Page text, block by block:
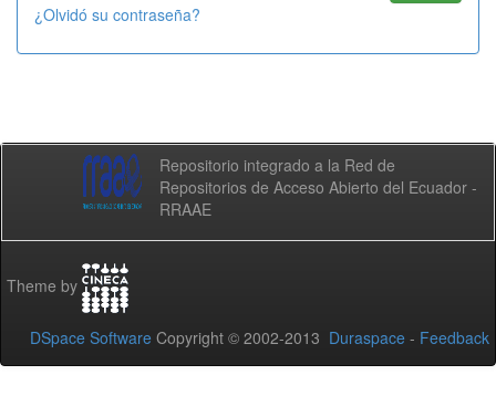
¿Olvidó su contraseña?
Repositorio integrado a la Red de
Repositorios de Acceso Abierto del Ecuador -
RRAAE
Theme by
DSpace Software Copyright © 2002-2013 Duraspace - Feedback